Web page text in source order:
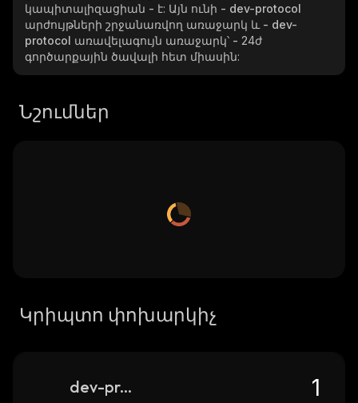
կապիտալիզացիան - է: Այն ունի - dev-protocol
արժույթների շրջանառվող առաջարկ և - dev-
protocol առավելագույն առաջարկ՝ - 24ժ
գործարքային ծավալի հետ միասին:
Նշումներ
Կրիպտո փոխարկիչ
dev-protocol